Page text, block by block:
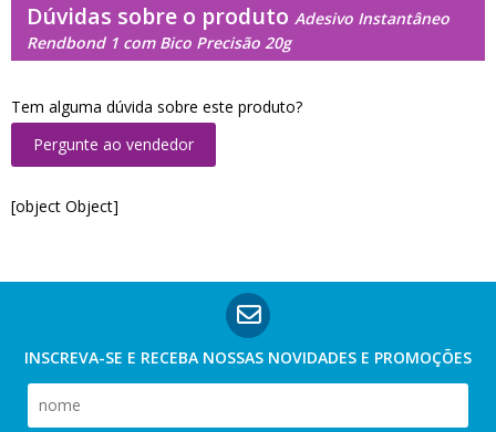
Dúvidas sobre o produto Adesivo Instantâneo
Rendbond 1 com Bico Precisão 20g
Tem alguma dúvida sobre este produto?
Pergunte ao vendedor
[object Object]
INSCREVA-SE E RECEBA NOSSAS NOVIDADES E PROMOÇÕES